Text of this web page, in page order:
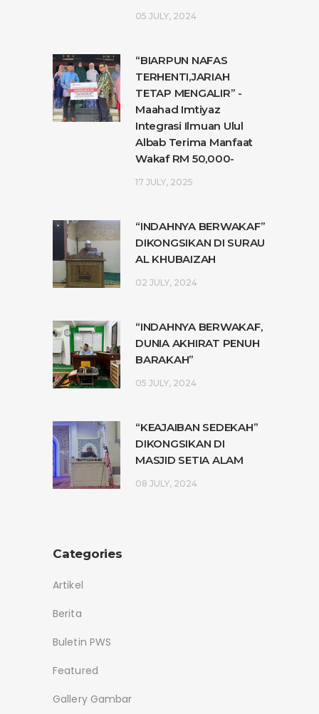
05 JULY, 2024
“BIARPUN NAFAS
TERHENTI,JARIAH
TETAP MENGALIR” -
Maahad Imtiyaz
Integrasi Ilmuan Ulul
Albab Terima Manfaat
Wakaf RM 50,000-
17 JULY, 2025
“INDAHNYA BERWAKAF”
DIKONGSIKAN DI SURAU
AL KHUBAIZAH
02 JULY, 2024
“INDAHNYA BERWAKAF,
DUNIA AKHIRAT PENUH
BARAKAH”
05 JULY, 2024
“KEAJAIBAN SEDEKAH”
DIKONGSIKAN DI
MASJID SETIA ALAM
08 JULY, 2024
Categories
Artikel
Berita
Buletin PWS
Featured
Gallery Gambar